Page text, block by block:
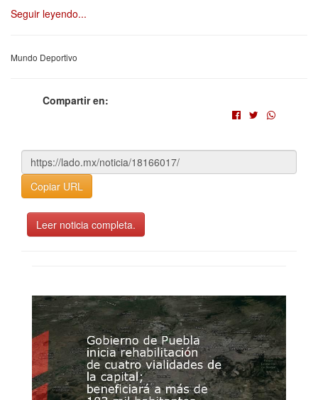
Seguir leyendo...
Mundo Deportivo
Compartir en:
Copiar URL
Leer noticia completa.